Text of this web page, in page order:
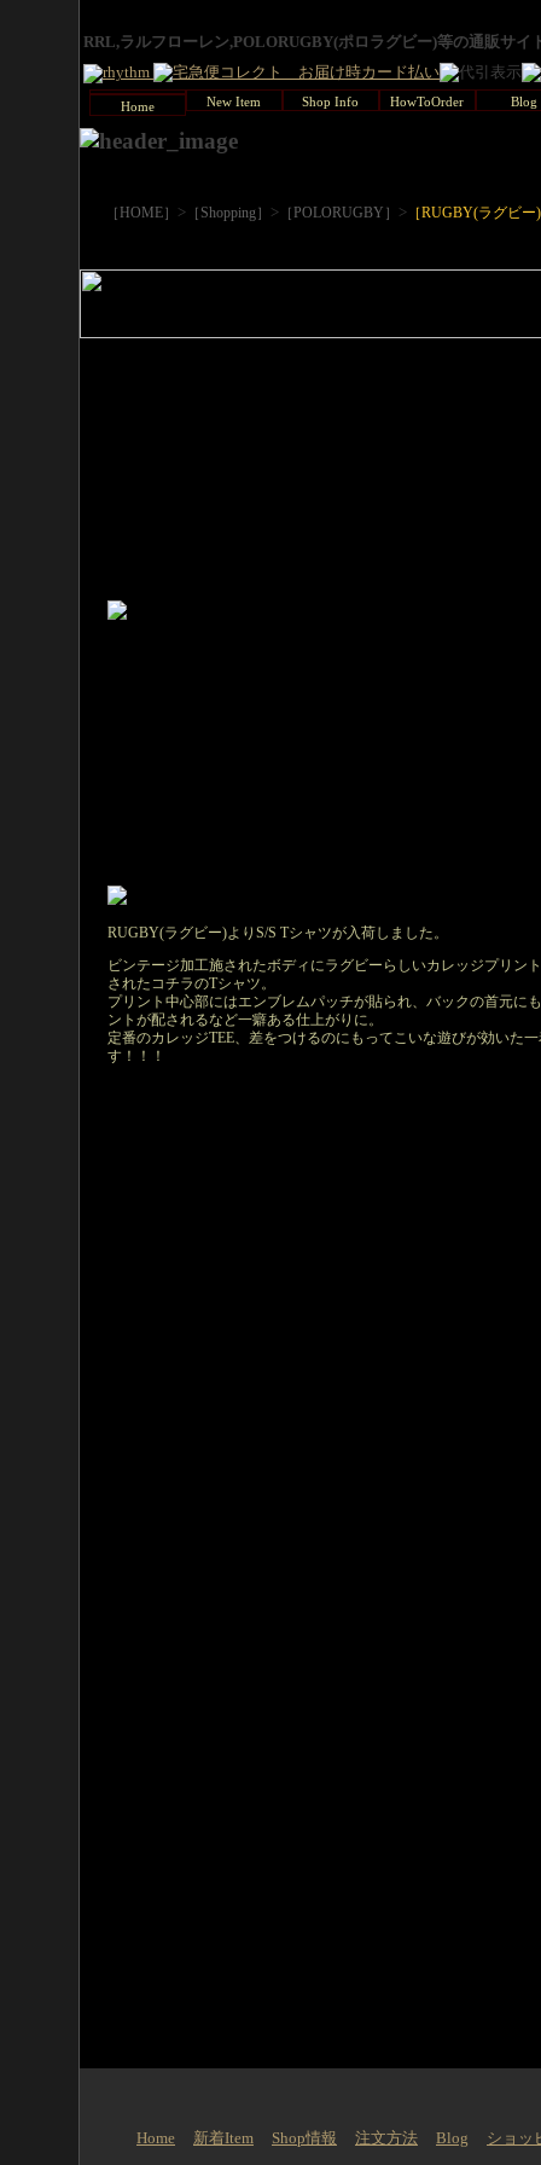
RRL,ラルフローレン,POLORUGBY(ポロラグビー)等の通販サ
Home New Item Shop Info HowToOrder Blog
［HOME］ > ［Shopping］ > ［POLORUGBY］ > ［RUGBY(ラグビー
RUGBY(ラグビー)よりS/S Tシャツが入荷しました。
ビンテージ加工施されたボディにラグビーらしいカレッジプリン
されたコチラのTシャツ。
プリント中心部にはエンブレムパッチが貼られ、バックの首元に
ントが配されるなど一癖ある仕上がりに。
定番のカレッジTEE、差をつけるのにもってこいな遊びが効いた
す！！！
Home 新着Item Shop情報 注文方法 Blog
ショッ